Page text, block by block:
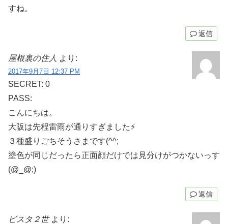
すね。
返信
屋根裏の住人 より:
2017年9月7日 12:37 PM
SECRET: 0
PASS:
こんにちは。
大阪は先程雷雨が通りすぎました⚡
３種盛りごちそうさまです(^^;
塗色が同じだったら正面顔だけでは見分けがつかないっす
(@_@;)
返信
ビスタ２世 より: